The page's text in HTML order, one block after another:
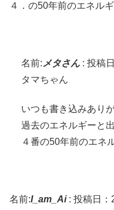
４．の50年前のエネル
名前: メタさん : 投稿
タマちゃん
いつも書き込みあり
過去のエネルギーと
４番の50年前のエネ
名前:I_am_Ai: 投稿日：